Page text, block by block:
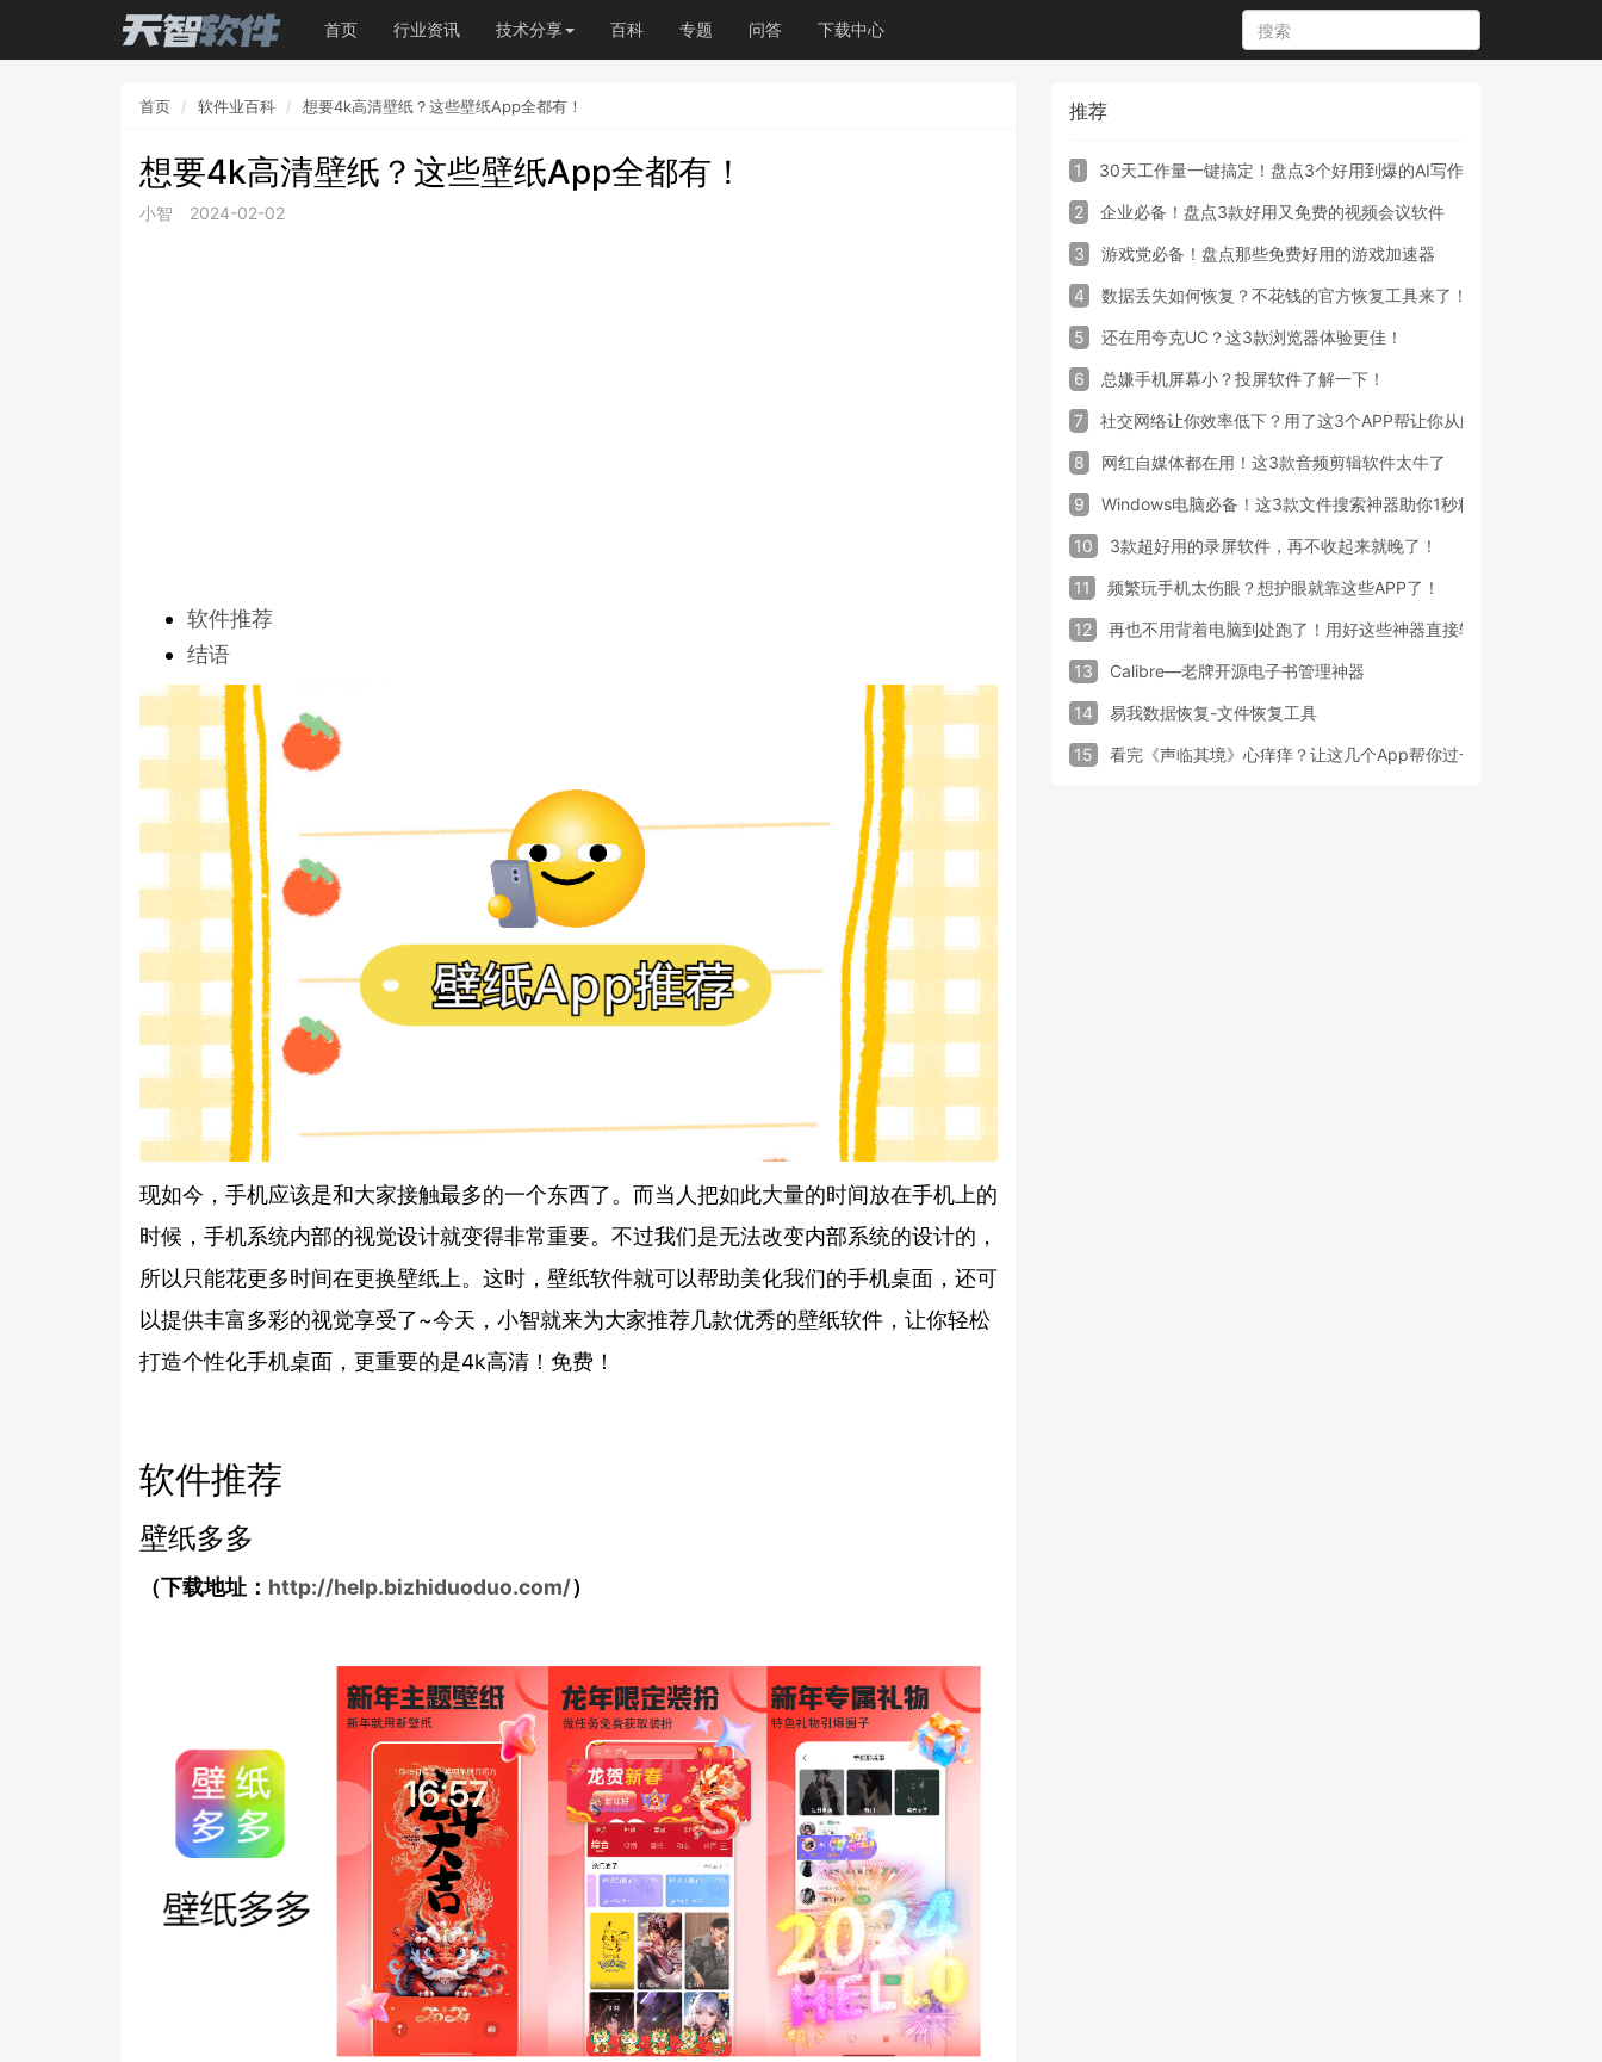
首页 行业资讯 技术分享 百科 专题 问答 下载中心
首页 软件业百科 想要4k高清壁纸？这些壁纸App全都有！
想要4k高清壁纸？这些壁纸App全都有！
小智 2024-02-02
软件推荐
结语
现如今，手机应该是和大家接触最多的一个东西了。而当人把如此大量的时间放在手机上的
时候，手机系统内部的视觉设计就变得非常重要。不过我们是无法改变内部系统的设计的，
所以只能花更多时间在更换壁纸上。这时，壁纸软件就可以帮助美化我们的手机桌面，还可
以提供丰富多彩的视觉享受了~今天，小智就来为大家推荐几款优秀的壁纸软件，让你轻松
打造个性化手机桌面，更重要的是4k高清！免费！
软件推荐
壁纸多多
（下载地址： http://help.bizhiduoduo.com/）
推荐
1 30天工作量一键搞定！盘点3个好用到爆的AI写作生成器工具
2 企业必备！盘点3款好用又免费的视频会议软件
3 游戏党必备！盘点那些免费好用的游戏加速器
4 数据丢失如何恢复？不花钱的官方恢复工具来了！
5 还在用夸克UC？这3款浏览器体验更佳！
6 总嫌手机屏幕小？投屏软件了解一下！
7 社交网络让你效率低下？用了这3个APP帮让你从此戒掉手机！
8 网红自媒体都在用！这3款音频剪辑软件太牛了
9 Windows电脑必备！这3款文件搜索神器助你1秒精准定位文件
10 3款超好用的录屏软件，再不收起来就晚了！
11 频繁玩手机太伤眼？想护眼就靠这些APP了！
12 再也不用背着电脑到处跑了！用好这些神器直接轻松办公
13 Calibre—老牌开源电子书管理神器
14 易我数据恢复-文件恢复工具
15 看完《声临其境》心痒痒？让这几个App帮你过一把配音瘾